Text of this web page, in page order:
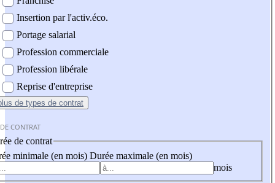
Insertion par l'activ.éco.
Portage salarial
Profession commerciale
Profession libérale
Reprise d'entreprise
de types de contrat
CONTRAT
de contrat
minimale (en mois) Durée maximale (en mois)
mois